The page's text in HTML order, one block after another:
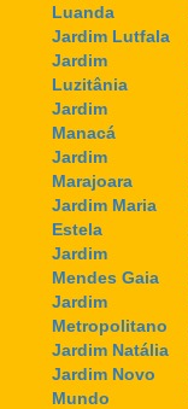
Luanda
Jardim Lutfala
Jardim
Luzitânia
Jardim
Manacá
Jardim
Marajoara
Jardim Maria
Estela
Jardim
Mendes Gaia
Jardim
Metropolitano
Jardim Natália
Jardim Novo
Mundo